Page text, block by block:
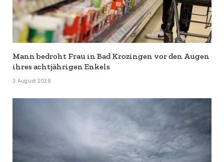
Mann bedroht Frau in Bad Krozingen vor den Augen
ihres achtjährigen Enkels
3 August 2026